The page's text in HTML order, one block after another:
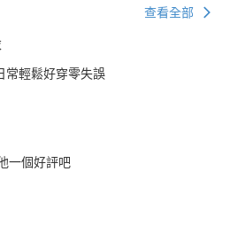
查看全部
常輕鬆好穿零失誤
一個好評吧